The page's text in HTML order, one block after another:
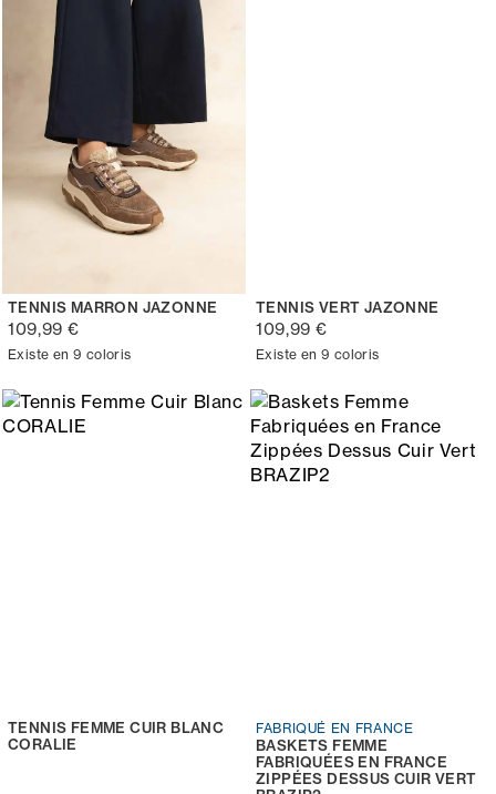
TENNIS MARRON JAZONNE
109,99 €
Existe en 9 coloris
TENNIS VERT JAZONNE
109,99 €
Existe en 9 coloris
TENNIS FEMME CUIR BLANC
CORALIE
FABRIQUÉ EN FRANCE
BASKETS FEMME
FABRIQUÉES EN FRANCE
ZIPPÉES DESSUS CUIR VERT